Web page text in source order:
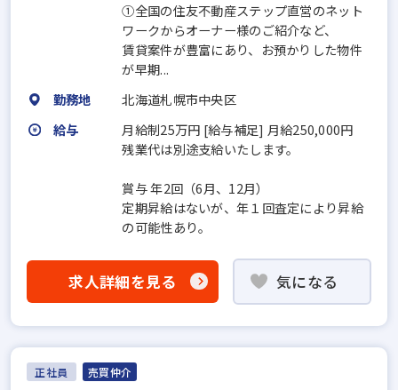
①全国の住友不動産ステップ直営のネット
ワークからオーナー様のご紹介など、
賃貸案件が豊富にあり、お預かりした物件
が早期...
勤務地
北海道札幌市中央区
給与
月給制25万円 [給与補足] ⽉給250,000円
残業代は別途支給いたします。
賞与 年2回（6⽉、12⽉）
定期昇給はないが、年１回査定により昇給
の可能性あり。
求人詳細を見る 気になる
正社員 売買仲介